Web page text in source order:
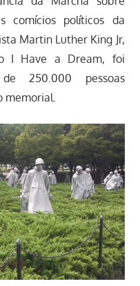
comícios políticos da
Martin Luther King Jr,
I Have a Dream, foi
250.000 pessoas
memorial.